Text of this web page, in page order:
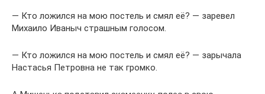
— Кто ложился на мою постель и смял её? — заревел
Михаило Иваныч страшным голосом.
— Кто ложился на мою постель и смял её? — зарычала
Настасья Петровна не так громко.